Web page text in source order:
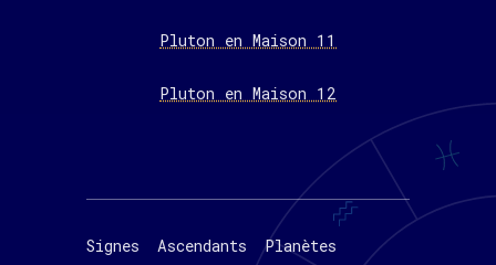
Pluton en Maison 11
Pluton en Maison 12
Signes Ascendants Planètes